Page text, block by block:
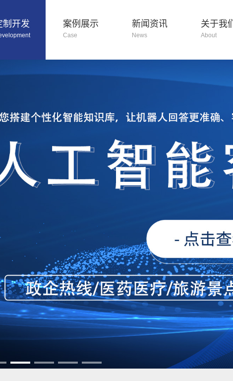
制开发 案例展示
Case
新闻资讯
News
关于我们
About